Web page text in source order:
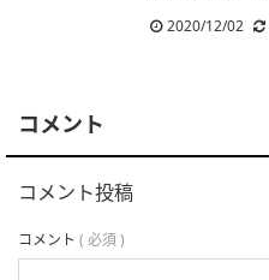
2020/12/02
コメント
コメント投稿
コメント ( 必須 )